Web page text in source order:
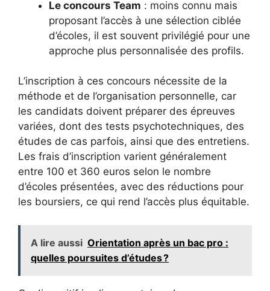
Le concours Team : moins connu mais
proposant l’accès à une sélection ciblée
d’écoles, il est souvent privilégié pour une
approche plus personnalisée des profils.
L’inscription à ces concours nécessite de la
méthode et de l’organisation personnelle, car
les candidats doivent préparer des épreuves
variées, dont des tests psychotechniques, des
études de cas parfois, ainsi que des entretiens.
Les frais d’inscription varient généralement
entre 100 et 360 euros selon le nombre
d’écoles présentées, avec des réductions pour
les boursiers, ce qui rend l’accès plus équitable.
A lire aussi Orientation après un bac pro :
quelles poursuites d’études ?